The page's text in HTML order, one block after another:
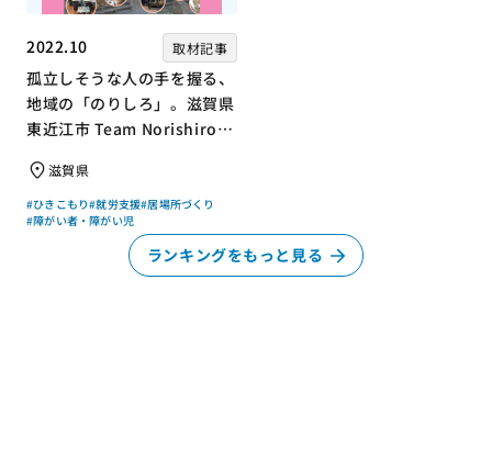
2022.10 取材記事
孤立しそうな人の手を握る、
地域の「のりしろ」。滋賀県
東近江市 Team Norishiroの
滋賀県
#ひきこもり#就労支援#居場所づくり
#障がい者・障がい児
ランキングをもっと見る